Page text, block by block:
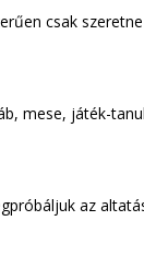
csak
mese, játék-
az